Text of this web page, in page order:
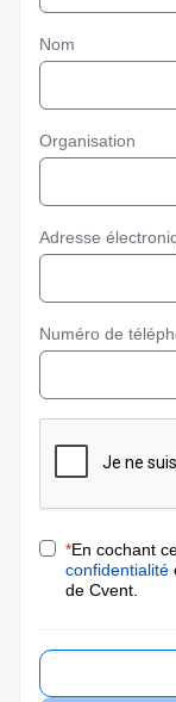
Nom
Organisation
Adresse
Numéro de
*En cochant
confidentialité
de Cvent.